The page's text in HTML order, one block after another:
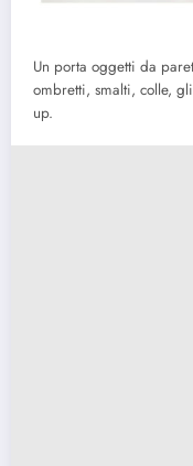
Un porta oggetti da
ombretti, smalti, colle,
up.